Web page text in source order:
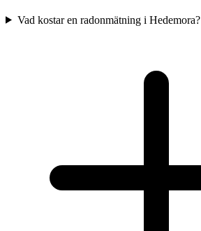
Vad kostar en radonmätning i Hedemora?